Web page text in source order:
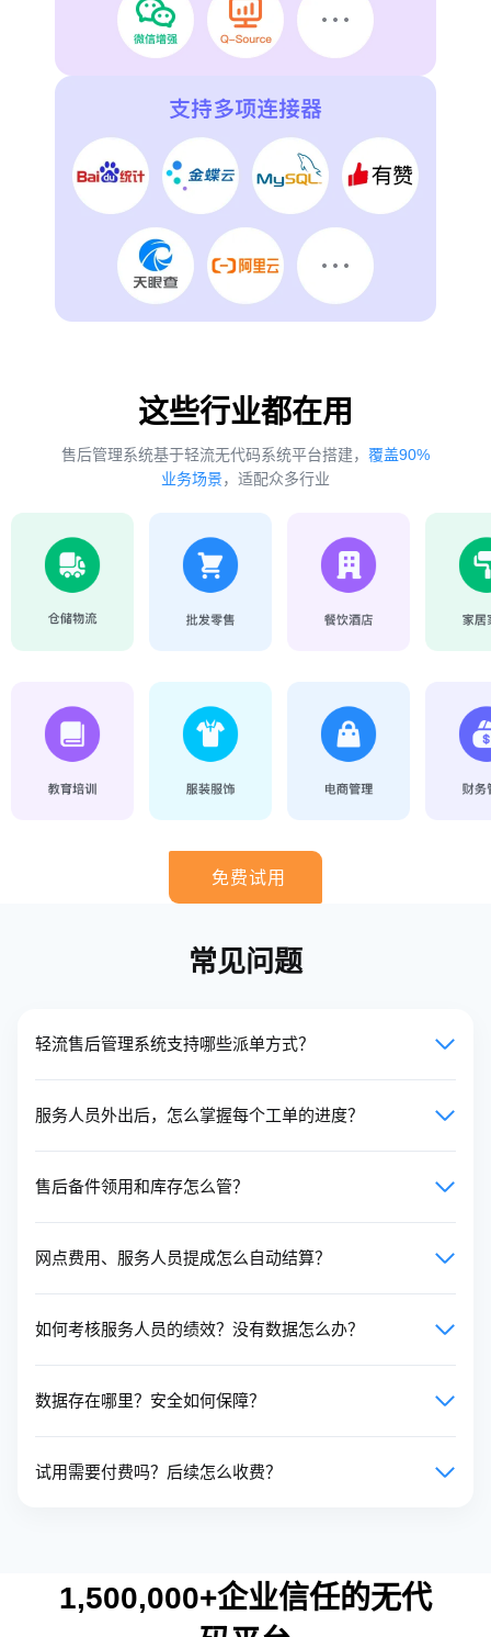
这些行业都在用
售后管理系统基于轻流无代码系统平台搭建， 覆盖90%
业务场景，适配众多行业
免费试用
常见问题
轻流售后管理系统支持哪些派单方式？
服务人员外出后，怎么掌握每个工单的进度？
售后备件领用和库存怎么管？
网点费用、服务人员提成怎么自动结算？
如何考核服务人员的绩效？没有数据怎么办？
数据存在哪里？安全如何保障？
试用需要付费吗？后续怎么收费？
1,500,000+企业信任的无代